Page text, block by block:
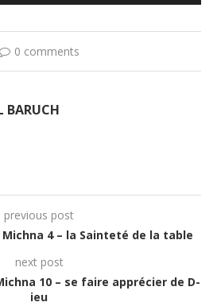
0 comments
BARUCH
previous post
4 – la Sainteté de la table
next post
10 – se faire apprécier de D-
ieu